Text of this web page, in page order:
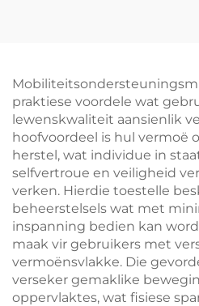
praktiese voordele wat
lewenskwaliteit aansienlik
hoofvoordeel is hul vermoë
herstel, wat individue in
selfvertroue en veiligheid
verken. Hierdie toestelle
beheerstelsels wat met
inspanning bedien kan
maak vir gebruikers met
vermoënsvlakke. Die
verseker gemaklike
oppervlaktes, wat fisiese